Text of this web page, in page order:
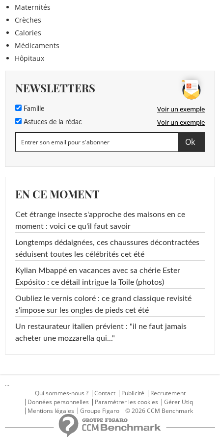
Maternités
Crèches
Calories
Médicaments
Hôpitaux
NEWSLETTERS
Famille Voir un exemple
Astuces de la rédac Voir un exemple
EN CE MOMENT
Cet étrange insecte s'approche des maisons en ce
moment : voici ce qu'il faut savoir
Longtemps dédaignées, ces chaussures décontractées
séduisent toutes les célébrités cet été
Kylian Mbappé en vacances avec sa chérie Ester
Expósito : ce détail intrigue la Toile (photos)
Oubliez le vernis coloré : ce grand classique revisité
s'impose sur les ongles de pieds cet été
Un restaurateur italien prévient : "il ne faut jamais
acheter une mozzarella qui..."
...
Qui sommes-nous ?
Contact Publicité
Recrutement
Données personnelles
Paramétrer les cookies
Gérer Utiq
Mentions légales
Groupe Figaro © 2026 CCM Benchmark